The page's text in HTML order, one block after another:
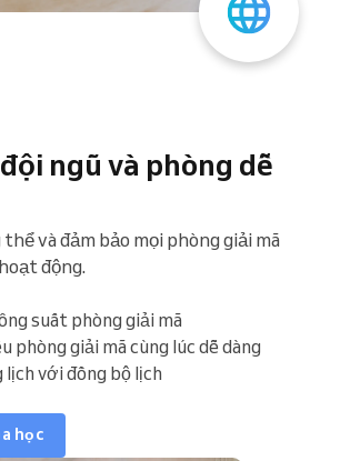
Đồng bộ lịch
Danh sách khách hàng
ngũ và phòng dễ
và đảm bảo mọi phòng giải mã
động.
suất phòng giải mã
phòng giải mã cùng lúc dễ dàng
với đồng bộ lịch
học